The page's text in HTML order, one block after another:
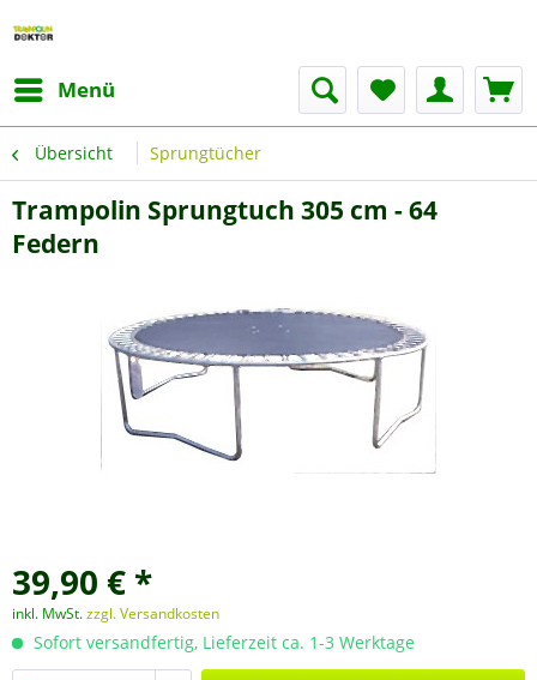
Menü
Übersicht Sprungtücher
Trampolin Sprungtuch 305 cm - 64
Federn
39,90 € *
inkl. MwSt.zzgl. Versandkosten
Sofort versandfertig, Lieferzeit ca. 1-3 Werktage